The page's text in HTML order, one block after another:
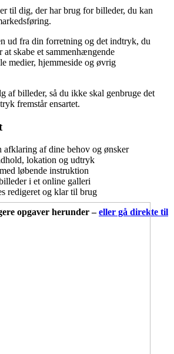
til dig, der har brug for billeder, du kan
ud fra din forretning og det indtryk, du
skabe et sammenhængende
medier, hjemmeside og øvrig
af billeder, så du ikke skal genbruge det
fremstår ensartet.
afklaring af dine behov og ønsker
lokation og udtryk
løbende instruktion
i et online galleri
redigeret og klar til brug
opgaver herunder–eller gå direkte til